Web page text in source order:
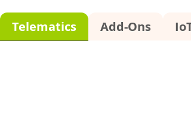
Telematics Add-Ons IoT